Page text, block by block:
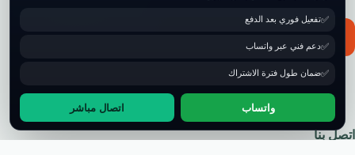
اتصل بنا
تفعيل فوري بعد الدفع
دعم فني عبر واتساب
ضمان طول فترة الاشتراك
واتساب اتصال مباشر